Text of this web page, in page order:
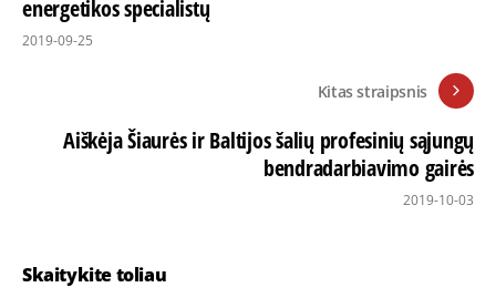
energetikos specialistų
2019-09-25
Kitas straipsnis
Aiškėja Šiaurės ir Baltijos šalių profesinių sąjungų
bendradarbiavimo gairės
2019-10-03
Skaitykite toliau